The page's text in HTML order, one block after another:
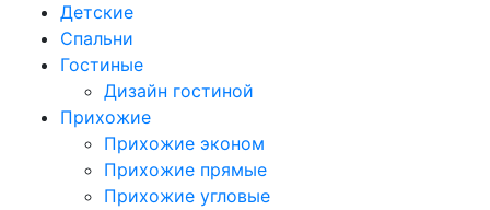
Детские
Спальни
Гостиные
Дизайн гостиной
Прихожие
Прихожие эконом
Прихожие прямые
Прихожие угловые